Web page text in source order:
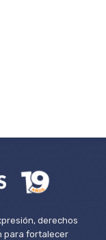
derechos
para fortalecer